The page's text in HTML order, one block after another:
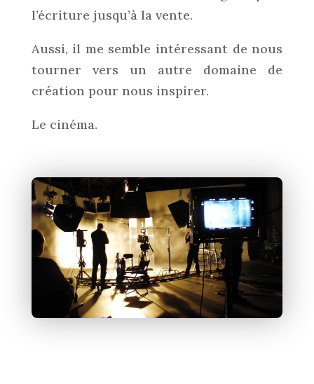
l’écriture jusqu’à la vente.
Aussi, il me semble intéressant de nous
tourner vers un autre domaine de
création pour nous inspirer.
Le cinéma.